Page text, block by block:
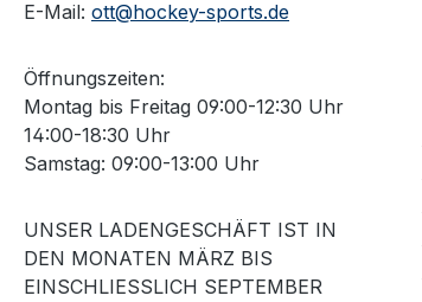
E-Mail: ott@hockey-sports.de
Öffnungszeiten:
Montag bis Freitag 09:00-12:30 Uhr
14:00-18:30 Uhr
Samstag: 09:00-13:00 Uhr
UNSER LADENGESCHÄFT IST IN
DEN MONATEN MÄRZ BIS
EINSCHLIESSLICH SEPTEMBER M